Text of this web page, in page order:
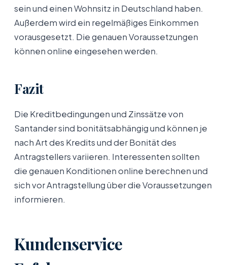
sein und einen Wohnsitz in Deutschland haben.
Außerdem wird ein regelmäßiges Einkommen
vorausgesetzt. Die genauen Voraussetzungen
können online eingesehen werden.
Fazit
Die Kreditbedingungen und Zinssätze von
Santander sind bonitätsabhängig und können je
nach Art des Kredits und der Bonität des
Antragstellers variieren. Interessenten sollten
die genauen Konditionen online berechnen und
sich vor Antragstellung über die Voraussetzungen
informieren.
Kundenservice